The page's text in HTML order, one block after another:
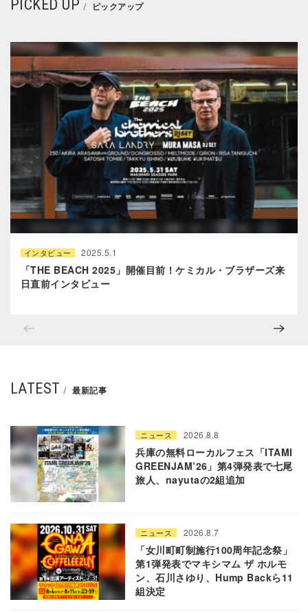
PICKED UP ピックアップ
インタビュー 2025.5.1
「THE BEACH 2025」開催目前！ケミカル・ブラザーズ来
日直前インタビュー
LATEST 最新記事
ニュース 2026.8.8
兵庫の無料ローカルフェス「ITAMI
GREENJAM’26」第4弾発表で七尾
旅人、nayutaの2組追加
ニュース 2026.8.7
「女川町町制施行100周年記念祭」
第1弾発表でマキシマム ザ ホルモ
ン、石川さゆり、Hump Backら11
組決定